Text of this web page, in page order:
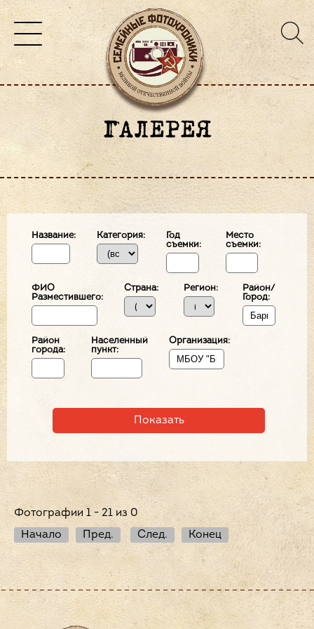
ГАЛЕРЕЯ
Название: Категория:
Год
съемки:
Место
съемки:
ФИО
Разместившего:
Страна: Регион:
Район/
Город:
Район
города:
Населенный
пункт:
Организация:
Фотографии 1 - 21 из 0
Начало
Пред. След. Конец